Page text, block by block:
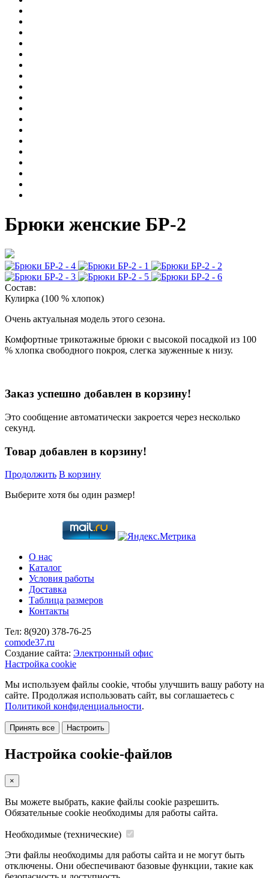
Брюки женские БР-2
Состав:
Кулирка (100 % хлопок)
Очень актуальная модель этого сезона.
Комфортные трикотажные брюки с высокой посадкой из 100
% хлопка свободного покроя, слегка зауженные к низу.
Заказ успешно добавлен в корзину!
Это сообщение автоматически закроется через несколько
секунд.
Товар добавлен в корзину!
Продолжить В корзину
Выберите хотя бы один размер!
О нас
Каталог
Условия работы
Доставка
Таблица размеров
Контакты
Тел: 8(920) 378-76-25
comode37.ru
Создание сайта: Электронный офис
Настройка cookie
Мы используем файлы cookie, чтобы улучшить вашу работу на
сайте. Продолжая использовать сайт, вы соглашаетесь с
Политикой конфиденциальности.
Принять все Настроить
Настройка cookie-файлов
×
Вы можете выбрать, какие файлы cookie разрешить.
Обязательные cookie необходимы для работы сайта.
Необходимые (технические)
Эти файлы необходимы для работы сайта и не могут быть
отключены. Они обеспечивают базовые функции, такие как